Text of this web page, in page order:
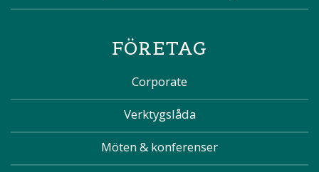
FÖRETAG
Corporate
Verktygslåda
Möten & konferenser